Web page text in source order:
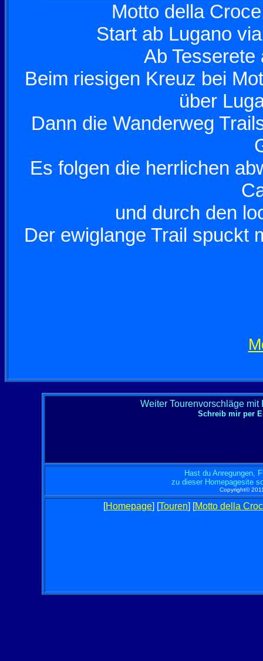
Motto della
Start ab Lugano
Ab Tesserete
Beim riesigen Kreuz bei
über
Dann die Wanderweg
Es folgen die herrlichen
und durch den
Der ewiglange Trail spuckt
Weiter Tourenvorschläge
Schreib mir per
Hast du Anregungen,
zu dieser Homepagesite
Copyright©
[Homepage] [Touren] [Motto della